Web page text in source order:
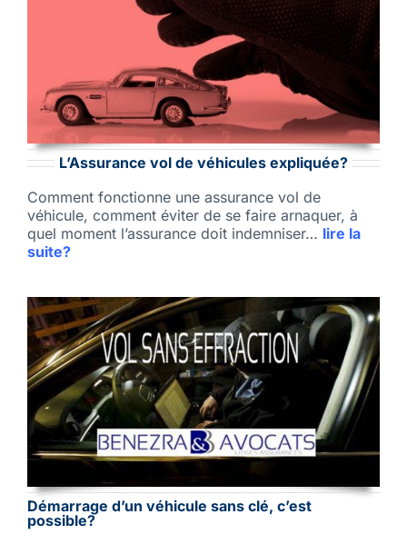
L’Assurance vol de véhicules expliquée?
Comment fonctionne une assurance vol de
véhicule, comment éviter de se faire arnaquer, à
quel moment l’assurance doit indemniser… lire la
suite?
Démarrage d’un véhicule sans clé, c’est
possible?